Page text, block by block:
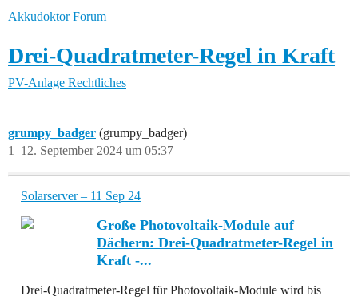
Akkudoktor Forum
Drei-Quadratmeter-Regel in Kraft
PV-Anlage Rechtliches
grumpy_badger (grumpy_badger)
12. September 2024 um 05:37
1
Solarserver – 11 Sep 24
Große Photovoltaik-Module auf
Dächern: Drei-Quadratmeter-Regel in
Kraft -...
Drei-Quadratmeter-Regel für Photovoltaik-Module wird bis